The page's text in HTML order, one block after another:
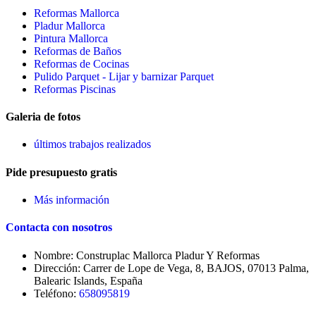
Reformas Mallorca
Pladur Mallorca
Pintura Mallorca
Reformas de Baños
Reformas de Cocinas
Pulido Parquet - Lijar y barnizar Parquet
Reformas Piscinas
Galeria de fotos
últimos trabajos realizados
Pide presupuesto gratis
Más información
Contacta con nosotros
Nombre: Construplac Mallorca Pladur Y Reformas
Dirección: Carrer de Lope de Vega, 8, BAJOS, 07013 Palma,
Balearic Islands, España
Teléfono: 658095819